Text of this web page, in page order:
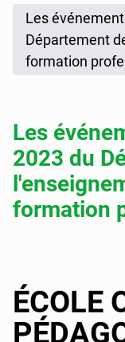
Les
Département
formation
Les
2023 du
formation
ÉCOLE